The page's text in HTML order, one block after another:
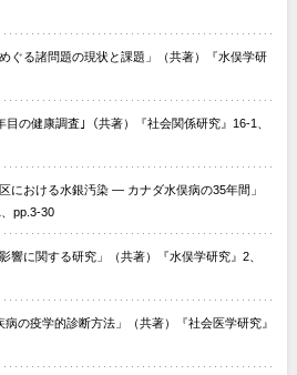
ぐる諸問題の現状と課題」（共著）『水俣学研
の健康調査｣（共著）『社会関係研究』16-1、
における水銀汚染 — カナダ水俣病の35年間」
pp.3-30
響に関する研究」（共著）『水俣学研究』2、
の疫学的診断方法」（共著）『社会医学研究』